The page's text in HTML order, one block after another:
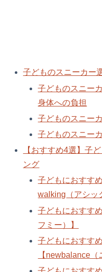
子どものスニーカー
子どものスニー
身体への負担
子どものスニー
子どものスニー
【おすすめ4選】子
ング
子どもにおすす
walking（アシッ
子どもにおすす
フミー）】
子どもにおすす
【newbalance（